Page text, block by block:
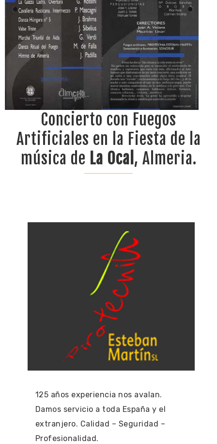
Concierto con Fuegos
Artificiales en la Fiesta de la
música de La Ocal , Almeria.
125 años experiencia nos avalan.
Damos servicio a toda España y el
extranjero. Calidad – Seguridad –
Profesionalidad.